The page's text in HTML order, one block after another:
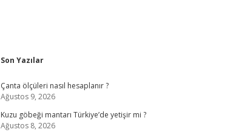
Sidebar
Son Yazılar
Çanta ölçüleri nasıl hesaplanır ?
Ağustos 9, 2026
Kuzu göbeği mantarı Türkiye’de yetişir mi ?
Ağustos 8, 2026